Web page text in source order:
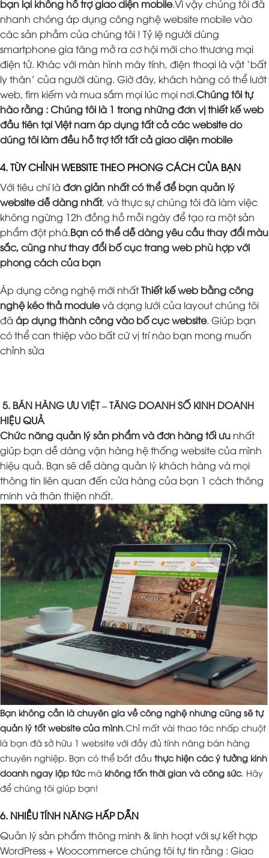
bạn lại không hỗ trợ giao diện mobile.Vì vậy chúng tôi đã
nhanh chóng áp dụng công nghệ website mobile vào
các sản phầm của chúng tôi ! Tỷ lệ người dùng
smartphone gia tăng mở ra cơ hội mới cho thương mại
điện tử. Khác với màn hình máy tính, điện thoại là vật ‘bất
ly thân’ của người dùng. Giờ đây, khách hàng có thể lướt
web, tìm kiếm và mua sắm mọi lúc mọi nơi.Chúng tôi tự
hào rằng : Chúng tôi là 1 trong những đơn vị thiết kế web
đầu tiên tại Việt nam áp dụng tất cả các website do
dúng tôi làm đều hỗ trợ tốt tất cả giao diện mobile
4. TÙY CHỈNH WEBSITE THEO PHONG CÁCH CỦA BẠN
Với tiêu chí là đơn giản nhất có thể để bạn quản lý
website dễ dàng nhất, và thực sự chúng tôi đã làm việc
không ngừng 12h đồng hồ mỗi ngày để tạo ra một sản
phẩm đột phá.Bạn có thể dễ dàng yêu cầu thay đổi màu
sắc, cũng như thay đổi bố cục trang web phù hợp với
phong cách của bạn
Áp dụng công nghệ mới nhấtThiết kế web bằng công
nghệ kéo thả modulevà dạng lưới của layout chúng tôi
đã áp dụng thành công vào bố cục website. Giúp bạn
có thể can thiệp vào bất cứ vị trí nào bạn mong muốn
chỉnh sửa
5. BÁN HÀNG ƯU VIỆT – TĂNG DOANH SỐ KINH DOANH
HIỆU QUẢ
Chức năng quản lý sản phẩm và đơn hàng tối ưu nhất
giúp bạn dễ dàng vận hàng hệ thống website của mình
hiệu quả. Bạn sẽ dễ dàng quản lý khách hàng và mọi
thông tin liên quan đến cửa hàng của bạn 1 cách thông
minh và thân thiện nhất.
Bạn không cần là chuyên gia về công nghệ nhưng cũng sẽ tự
quản lý tốt website của mình.Chỉ mất vài thao tác nhấp chuột
là bạn đã sở hữu 1 website với đầy đủ tính năng bán hàng
chuyên nghiệp. Bạn có thể bắt đầu thực hiện các ý tưởng kinh
doanh ngay lập tứcmà không tốn thời gian và công sức. Hãy
để chúng tôi giúp bạn!
6. NHIỀU TÍNH NĂNG HẤP DẪN
Quản lý sản phẩm thông minh & linh hoạt với sự kết hợp
WordPress + Woocommerce chúng tôi tự tin rằng : Giao